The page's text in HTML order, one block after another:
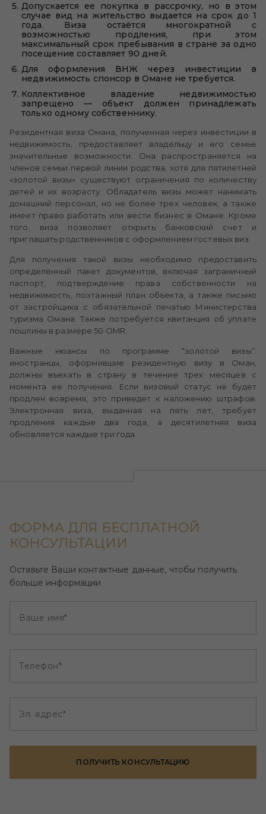
Допускается ее покупка в рассрочку, но в этом
случае вид на жительство выдается на срок до 1
года. Виза остаётся многократной с
возможностью продления, при этом
максимальный срок пребывания в стране за одно
посещение составляет 90 дней.
Для оформления ВНЖ через инвестиции в
недвижимость спонсор в Омане не требуется.
Коллективное владение недвижимостью
запрещено — объект должен принадлежать
только одному собственнику.
Резидентная виза Омана, полученная через инвестиции в
недвижимость, предоставляет владельцу и его семье
значительные возможности. Она распространяется на
членов семьи первой линии родства, хотя для пятилетней
«золотой визы» существуют ограничения по количеству
детей и их возрасту. Обладатель визы может нанимать
домашний персонал, но не более трех человек, а также
имеет право работать или вести бизнес в Омане. Кроме
того, виза позволяет открыть банковский счет и
приглашать родственников с оформлением гостевых виз.
Для получения такой визы необходимо предоставить
определённый пакет документов, включая заграничный
паспорт, подтверждение права собственности на
недвижимость, поэтажный план объекта, а также письмо
от застройщика с обязательной печатью Министерства
туризма Омана. Также потребуется квитанция об уплате
пошлины в размере 50 OMR.
Важные нюансы по программе “золотой визы”:
иностранцы, оформившие резидентную визу в Оман,
должны въехать в страну в течение трех месяцев с
момента ее получения. Если визовый статус не будет
продлен вовремя, это приведет к наложению штрафов.
Электронная виза, выданная на пять лет, требует
продления каждые два года, а десятилетняя виза
обновляется каждые три года.
ФОРМА ДЛЯ БЕСПЛАТНОЙ
КОНСУЛЬТАЦИИ
Оставьте Ваши контактные данные, чтобы получить
больше информации
Ваше имя*
Телефон*
Эл. адрес*
ПОЛУЧИТЬ КОНСУЛЬТАЦИЮ